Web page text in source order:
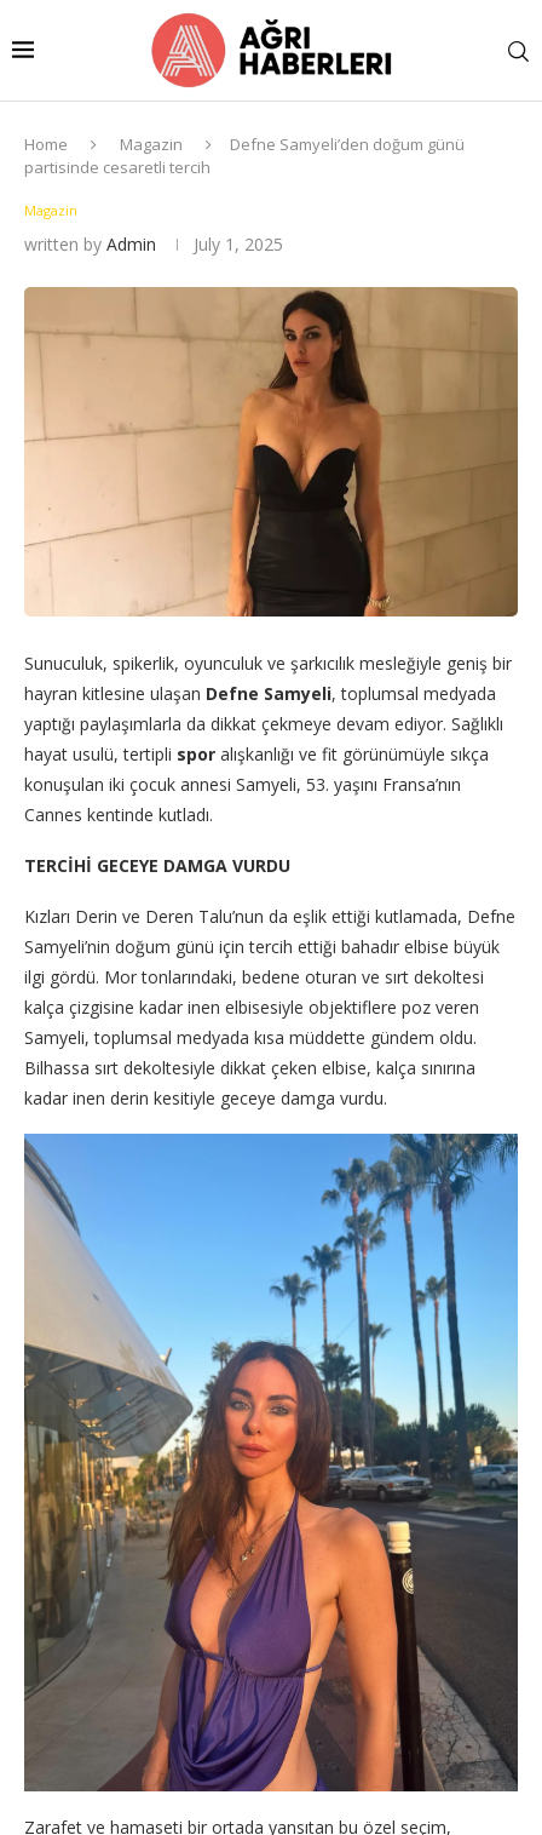
Home Magazin
Defne Samyeli’den doğum günü
partisinde cesaretli tercih
Magazin
written by Admin July 1, 2025
Sunuculuk, spikerlik, oyunculuk ve şarkıcılık mesleğiyle geniş bir
hayran kitlesine ulaşan Defne Samyeli, toplumsal medyada
yaptığı paylaşımlarla da dikkat çekmeye devam ediyor. Sağlıklı
hayat usulü, tertipli spor alışkanlığı ve fit görünümüyle sıkça
konuşulan iki çocuk annesi Samyeli, 53. yaşını Fransa’nın
Cannes kentinde kutladı.
TERCİHİ GECEYE DAMGA VURDU
Kızları Derin ve Deren Talu’nun da eşlik ettiği kutlamada, Defne
Samyeli’nin doğum günü için tercih ettiği bahadır elbise büyük
ilgi gördü. Mor tonlarındaki, bedene oturan ve sırt dekoltesi
kalça çizgisine kadar inen elbisesiyle objektiflere poz veren
Samyeli, toplumsal medyada kısa müddette gündem oldu.
Bilhassa sırt dekoltesiyle dikkat çeken elbise, kalça sınırına
kadar inen derin kesitiyle geceye damga vurdu.
Zarafet ve hamaseti bir ortada yansıtan bu özel seçim,